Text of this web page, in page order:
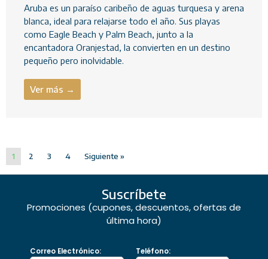
Aruba es un paraíso caribeño de aguas turquesa y arena
blanca, ideal para relajarse todo el año. Sus playas
como Eagle Beach y Palm Beach, junto a la
encantadora Oranjestad, la convierten en un destino
pequeño pero inolvidable.
Ver más →
1 2 3 4 Siguiente »
Suscríbete
Promociones (cupones, descuentos, ofertas de
última hora)
Correo Electrónico: Teléfono: